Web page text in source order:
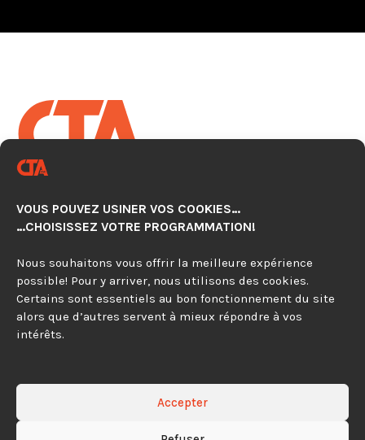
VOUS POUVEZ USINER VOS COOKIES…
…CHOISISSEZ VOTRE PROGRAMMATION!
Nous souhaitons vous offrir la meilleure expérience
possible! Pour y arriver, nous utilisons des cookies.
Certains sont essentiels au bon fonctionnement du site
alors que d’autres servent à mieux répondre à vos
intérêts.
Accepter
AUTOMATISATION CNC
920, avenue Simard, Suite 103
450 279-0315
844 297-4479
Contactez-nous